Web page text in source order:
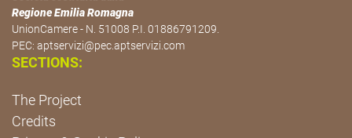
Regione Emilia Romagna
UnionCamere - N. 51008 P.I. 01886791209.
PEC: aptservizi@pec.aptservizi.com
SECTIONS:
The Project
Credits